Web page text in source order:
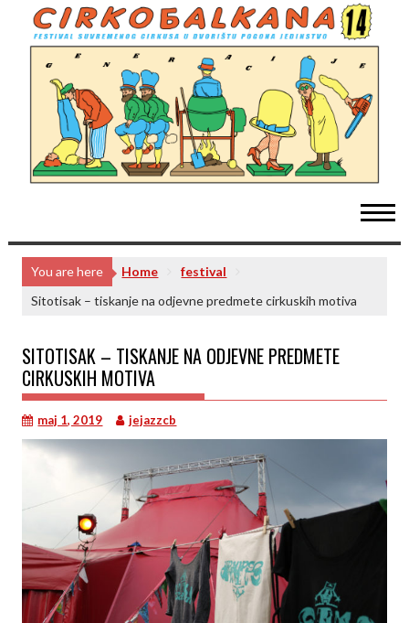
content
You are here Home
festival
Sitotisak – tiskanje na odjevne predmete cirkuskih motiva
SITOTISAK – TISKANJE NA ODJEVNE PREDMETE
CIRKUSKIH MOTIVA
maj 1, 2019 jejazzcb